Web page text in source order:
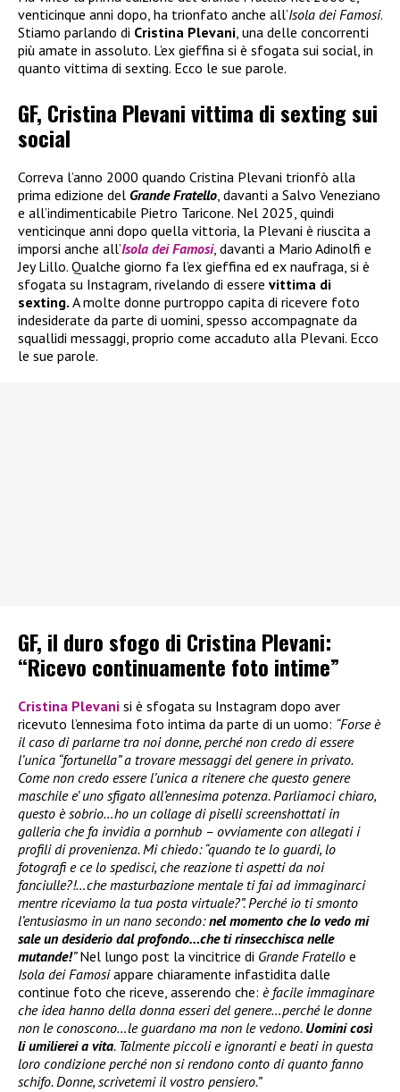
venticinque anni dopo, ha trionfato anche all’Isola dei Famosi.
Stiamo parlando di Cristina Plevani , una delle concorrenti
più amate in assoluto. L’ex gieffina si è sfogata sui social, in
quanto vittima di sexting. Ecco le sue parole.
GF, Cristina Plevani vittima di sexting sui
social
Correva l’anno 2000 quando Cristina Plevani trionfò alla
prima edizione del Grande Fratello , davanti a Salvo Veneziano
e all’indimenticabile Pietro Taricone. Nel 2025, quindi
venticinque anni dopo quella vittoria, la Plevani è riuscita a
imporsi anche all’Isola dei Famosi, davanti a Mario Adinolfi e
Jey Lillo. Qualche giorno fa l’ex gieffina ed ex naufraga, si è
sfogata su Instagram, rivelando di essere vittima di
sexting. A molte donne purtroppo capita di ricevere foto
indesiderate da parte di uomini, spesso accompagnate da
squallidi messaggi, proprio come accaduto alla Plevani. Ecco
le sue parole.
GF, il duro sfogo di Cristina Plevani:
“Ricevo continuamente foto intime”
Cristina Plevani si è sfogata su Instagram dopo aver
ricevuto l’ennesima foto intima da parte di un uomo: “Forse è
il caso di parlarne tra noi donne, perché non credo di essere
l’unica “fortunella” a trovare messaggi del genere in privato.
Come non credo essere l’unica a ritenere che questo genere
maschile e’ uno sfigato all’ennesima potenza. Parliamoci chiaro,
questo è sobrio…ho un collage di piselli screenshottati in
galleria che fa invidia a pornhub – ovviamente con allegati i
profili di provenienza. Mi chiedo: “quando te lo guardi, lo
fotografi e ce lo spedisci, che reazione ti aspetti da noi
fanciulle?!…che masturbazione mentale ti fai ad immaginarci
mentre riceviamo la tua posta virtuale?”. Perché io ti smonto
l’entusiasmo in un nano secondo:nel momento che lo vedo mi
sale un desiderio dal profondo…che ti rinsecchisca nelle
mutande!”Nel lungo post la vincitrice di Grande Fratello e
Isola dei Famosiappare chiaramente infastidita dalle
continue foto che riceve, asserendo che: è facile immaginare
che idea hanno della donna esseri del genere…perché le donne
non le conoscono…le guardano ma non le vedono. Uomini così
li umilierei a vita. Talmente piccoli e ignoranti e beati in questa
loro condizione perché non si rendono conto di quanto fanno
schifo. Donne, scrivetemi il vostro pensiero.”